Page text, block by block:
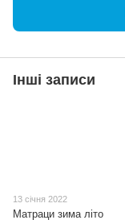
Інші записи
13 січня 2022
Матраци зима літо